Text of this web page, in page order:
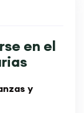
en el
y